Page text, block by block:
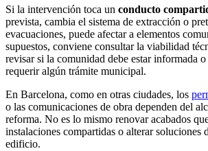
Si la intervención toca un conducto
prevista, cambia el sistema de extracción o
evacuaciones, puede afectar a elementos
supuestos, conviene consultar la viabilidad
revisar si la comunidad debe estar informada
requerir algún trámite municipal.
En Barcelona, como en otras ciudades, los
o las comunicaciones de obra dependen del
reforma. No es lo mismo renovar acabados
instalaciones compartidas o alterar soluciones
edificio.